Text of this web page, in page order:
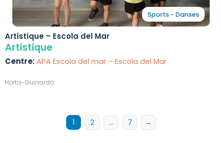
Sports - Danses
Artistique – Escola del Mar
Artistique
Centre:APA Escola del mar – Escola del Mar
Horta-Guinardó
1 2 … 7 →